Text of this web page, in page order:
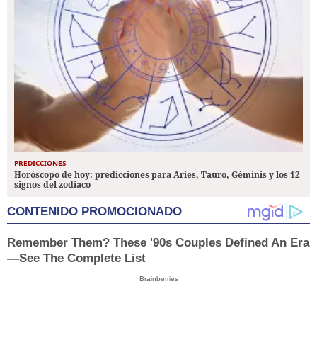
PREDICCIONES
Horóscopo de hoy: predicciones para Aries, Tauro, Géminis y los 12
signos del zodiaco
CONTENIDO PROMOCIONADO
Remember Them? These '90s Couples Defined An Era
—See The Complete List
Brainberries